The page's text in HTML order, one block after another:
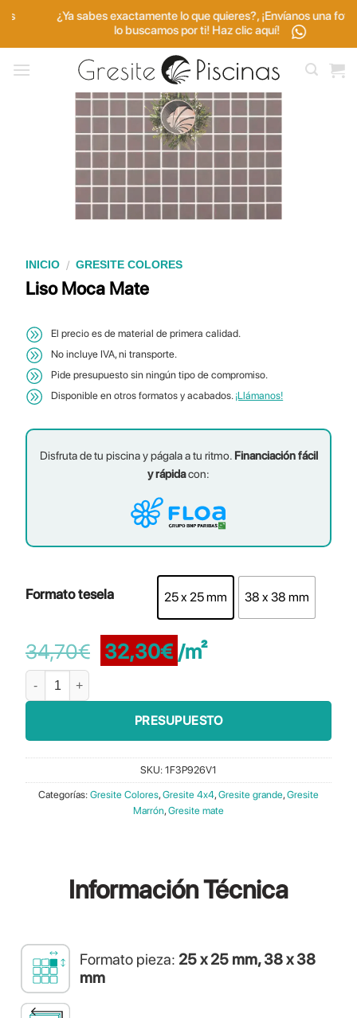
contenido
¿Ya sabes exactamente lo que quieres?, ¡Envíanos una foto y
lo buscamos por ti! Haz clic aquí!
INICIO / GRESITE COLORES
Liso Moca Mate
El precio es de material de primera calidad.
No incluye IVA, ni transporte.
Pide presupuesto sin ningún tipo de compromiso.
Disponible en otros formatos y acabados. ¡Llámanos!
Disfruta de tu piscina y págala a tu ritmo. Financiación fácil
y rápidacon:
Formato tesela 25 x 25 mm 38 x 38 mm
34,70€
El
precio
34,70€.
32,30€ El
precio
es:
32,30€.
/m²
Liso Moca Mate cantidad
PRESUPUESTO
SKU: 1F3P926V1
Categorías: Gresite Colores, Gresite 4x4, Gresite grande, Gresite
Marrón, Gresite mate
InformaciónTécnica
Formato pieza: 25 x 25 mm, 38 x 38
mm